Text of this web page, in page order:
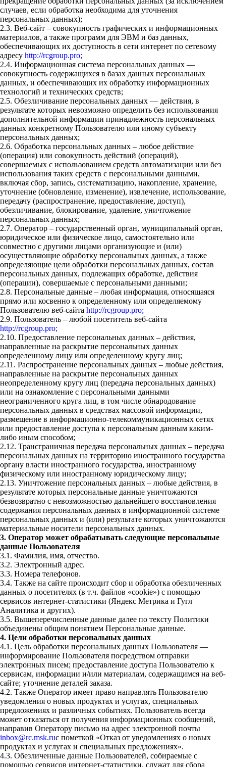
случаев, если обработка необходима для уточнения
персональных данных);
2.3. Веб-сайт – совокупность графических и информационных
материалов, а также программ для ЭВМ и баз данных,
обеспечивающих их доступность в сети интернет по сетевому
адресу http://rcgroup.pro;
2.4. Информационная система персональных данных —
совокупность содержащихся в базах данных персональных
данных, и обеспечивающих их обработку информационных
технологий и технических средств;
2.5. Обезличивание персональных данных — действия, в
результате которых невозможно определить без использования
дополнительной информации принадлежность персональных
данных конкретному Пользователю или иному субъекту
персональных данных;
2.6. Обработка персональных данных – любое действие
(операция) или совокупность действий (операций),
совершаемых с использованием средств автоматизации или без
использования таких средств с персональными данными,
включая сбор, запись, систематизацию, накопление, хранение,
уточнение (обновление, изменение), извлечение, использование,
передачу (распространение, предоставление, доступ),
обезличивание, блокирование, удаление, уничтожение
персональных данных;
2.7. Оператор – государственный орган, муниципальный орган,
юридическое или физическое лицо, самостоятельно или
совместно с другими лицами организующие и (или)
осуществляющие обработку персональных данных, а также
определяющие цели обработки персональных данных, состав
персональных данных, подлежащих обработке, действия
(операции), совершаемые с персональными данными;
2.8. Персональные данные – любая информация, относящаяся
прямо или косвенно к определенному или определяемому
Пользователю веб-сайта http://rcgroup.pro;
2.9. Пользователь – любой посетитель веб-сайта
http://rcgroup.pro;
2.10. Предоставление персональных данных – действия,
направленные на раскрытие персональных данных
определенному лицу или определенному кругу лиц;
2.11. Распространение персональных данных – любые действия,
направленные на раскрытие персональных данных
неопределенному кругу лиц (передача персональных данных)
или на ознакомление с персональными данными
неограниченного круга лиц, в том числе обнародование
персональных данных в средствах массовой информации,
размещение в информационно-телекоммуникационных сетях
или предоставление доступа к персональным данным каким-
либо иным способом;
2.12. Трансграничная передача персональных данных – передача
персональных данных на территорию иностранного государства
органу власти иностранного государства, иностранному
физическому или иностранному юридическому лицу;
2.13. Уничтожение персональных данных – любые действия, в
результате которых персональные данные уничтожаются
безвозвратно с невозможностью дальнейшего восстановления
содержания персональных данных в информационной системе
персональных данных и (или) результате которых уничтожаются
материальные носители персональных данных.
3. Оператор может обрабатывать следующие персональные
данные Пользователя
3.1. Фамилия, имя, отчество.
3.2. Электронный адрес.
3.3. Номера телефонов.
3.4. Также на сайте происходит сбор и обработка обезличенных
данных о посетителях (в т.ч. файлов «cookie») с помощью
сервисов интернет-статистики (Яндекс Метрика и Гугл
Аналитика и других).
3.5. Вышеперечисленные данные далее по тексту Политики
объединены общим понятием Персональные данные.
4. Цели обработки персональных данных
4.1. Цель обработки персональных данных Пользователя —
информирование Пользователя посредством отправки
электронных писем; предоставление доступа Пользователю к
сервисам, информации и/или материалам, содержащимся на веб-
сайте; уточнение деталей заказа.
4.2. Также Оператор имеет право направлять Пользователю
уведомления о новых продуктах и услугах, специальных
предложениях и различных событиях. Пользователь всегда
может отказаться от получения информационных сообщений,
направив Оператору письмо на адрес электронной почты
inbox@rc.msk.ruс пометкой «Отказ от уведомлениях о новых
продуктах и услугах и специальных предложениях».
4.3. Обезличенные данные Пользователей, собираемые с
помощью сервисов интернет-статистики, служат для сбора